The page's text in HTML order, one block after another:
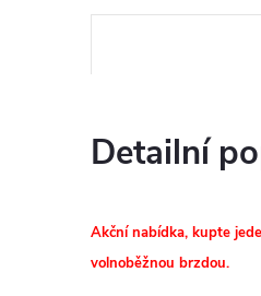
Detailní
Akční nabídka, kupte
volnoběžnou brzdou.